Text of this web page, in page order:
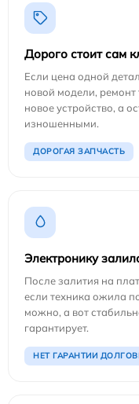
Дорого стоит сам
Если цена одной
новой модели, ремонт
новое устройство, а
изношенными.
ДОРОГАЯ ЗАПЧАСТЬ
Электронику
После залития на
если техника ожила
можно, а вот
гарантирует.
НЕТ ГАРАНТИИ